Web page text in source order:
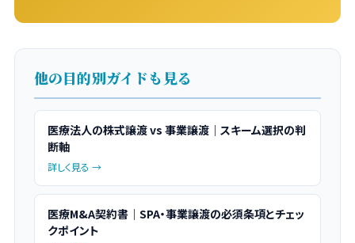
他の目的別ガイドも見る
医療法人の株式譲渡 vs 事業譲渡｜スキーム選択の判
断軸
詳しく見る →
医療M&A契約書｜SPA・事業譲渡の必須条項とチェッ
クポイント